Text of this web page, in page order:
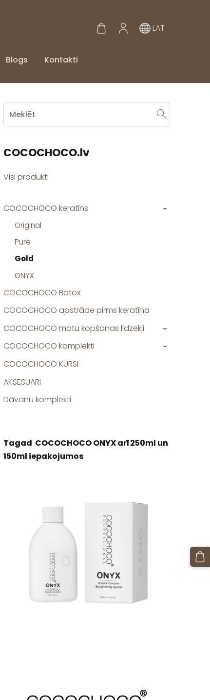
Blogs Kontakti
LAT
COCOCHOCO.lv
Visi produkti
COCOCHOCO keratīns
Original
Pure
Gold
ONYX
›
COCOCHOCO Botox
COCOCHOCO apstrāde pirms keratīna
COCOCHOCO matu kopšanas līdzekļi
›
COCOCHOCO komplekti ›
COCOCHOCO KURSI
AKSESUĀRI
Dāvanu komplekti
Tagad COCOCHOCO ONYX arī 250ml un
150ml iepakojumos